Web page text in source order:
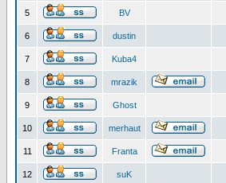
5 BV
6 dustin
7 Kuba4
8 mrazik
9 Ghost
10 merhaut
11 Franta
12 suK